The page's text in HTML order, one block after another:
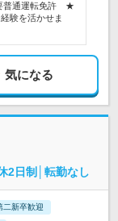
普通運転免許 ★
験を活かせま
気になる
2日制│転勤なし
二新卒歓迎